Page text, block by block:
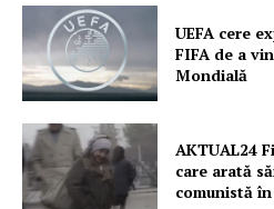
UEFA cere
FIFA de a
Mondială
AKTUAL24
care arată
comunistă în